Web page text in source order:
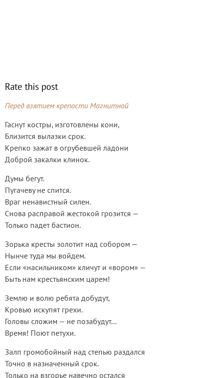
Rate this post
Перед взятием крепости Магнитной
Гаснут костры, изготовлены кони,
Близится вылазки срок.
Крепко зажат в огрубевшей ладони
Доброй закалки клинок.
Думы бегут.
Пугачеву не спится.
Враг ненавистный силен.
Снова расправой жестокой грозится —
Только падет бастион.
Зорька кресты золотит над собором —
Нынче туда мы войдем.
Если «насильником» кличут и «вором» —
Быть нам крестьянским царем!
Землю и волю ребята добудут,
Кровью искупят грехи.
Головы сложим — не позабудут…
Время! Поют петухи.
Залп громобойный над степью раздался
Точно в назначенный срок.
Только на взгорье навечно остался